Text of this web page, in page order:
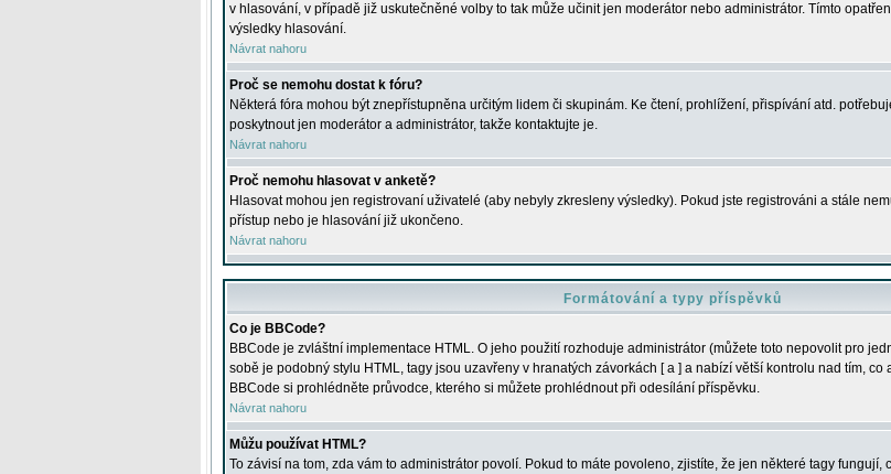
v hlasování, v případě již uskutečněné volby to tak může učinit jen moderátor nebo administrátor. Tímto
výsledky hlasování.
Návrat nahoru
Proč se nemohu dostat k fóru?
Některá fóra mohou být znepřístupněna určitým lidem či skupinám. Ke čtení, prohlížení, přispívání atd.
poskytnout jen moderátor a administrátor, takže kontaktujte je.
Návrat nahoru
Proč nemohu hlasovat v anketě?
Hlasovat mohou jen registrovaní uživatelé (aby nebyly zkresleny výsledky). Pokud jste registrováni a stále
přístup nebo je hlasování již ukončeno.
Návrat nahoru
Formátování a typy příspěvků
Co je BBCode?
BBCode je zvláštní implementace HTML. O jeho použití rozhoduje administrátor (můžete toto nepovolit pro
sobě je podobný stylu HTML, tagy jsou uzavřeny v hranatých závorkách [ a ] a nabízí větší kontrolu nad tím, co
BBCode si prohlédněte průvodce, kterého si můžete prohlédnout při odesílání příspěvku.
Návrat nahoru
Můžu používat HTML?
To závisí na tom, zda vám to administrátor povolí. Pokud to máte povoleno, zjistíte, že jen některé tagy fungují,